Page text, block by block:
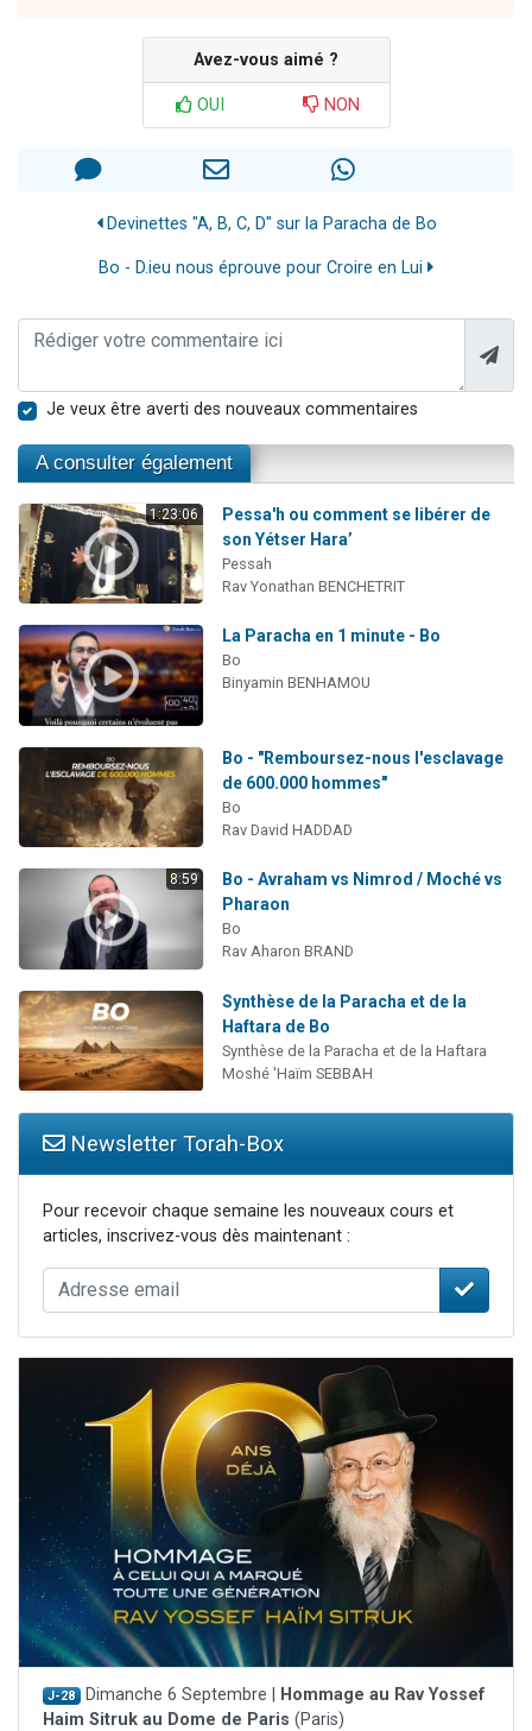
Avez-vous aimé ?
OUI NON
Devinettes "A, B, C, D" sur la Paracha de Bo
Bo - D.ieu nous éprouve pour Croire en Lui
Je veux être averti des nouveaux commentaires
A consulter également
1:23:06
Pessa'h ou comment se libérer de
son Yétser Hara’
Pessah
Rav Yonathan BENCHETRIT
La Paracha en 1 minute - Bo
Bo
Binyamin BENHAMOU
Bo - "Remboursez-nous l'esclavage
de 600.000 hommes"
Bo
Rav David HADDAD
8:59
Bo - Avraham vs Nimrod / Moché vs
Pharaon
Bo
Rav Aharon BRAND
Synthèse de la Paracha et de la
Haftara de Bo
Synthèse de la Paracha et de la Haftara
Moshé 'Haïm SEBBAH
Newsletter Torah-Box
Pour recevoir chaque semaine les nouveaux cours et
articles, inscrivez-vous dès maintenant :
J-28 Dimanche 6 Septembre |
Hommage au Rav Yossef
Haim Sitruk au Dome de Paris (Paris)